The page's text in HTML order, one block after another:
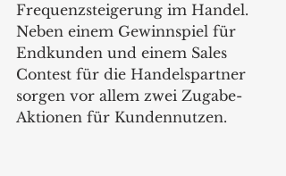
Frequenzsteigerung im Handel.
Neben einem Gewinnspiel für
Endkunden und einem Sales
Contest für die Handelspartner
sorgen vor allem zwei Zugabe-
Aktionen für Kundennutzen.